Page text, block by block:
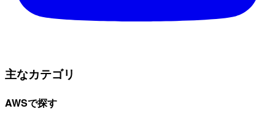
主なカテゴリ
AWSで探す